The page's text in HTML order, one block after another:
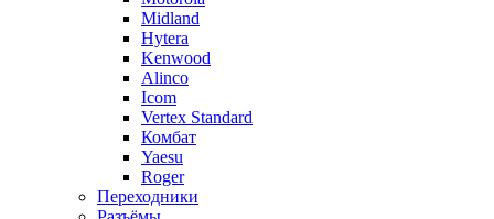
Midland
Hytera
Kenwood
Alinco
Icom
Vertex Standard
Комбат
Yaesu
Roger
Переходники